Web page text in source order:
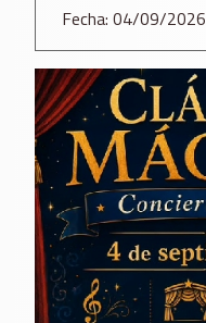
Fecha: 04/09/